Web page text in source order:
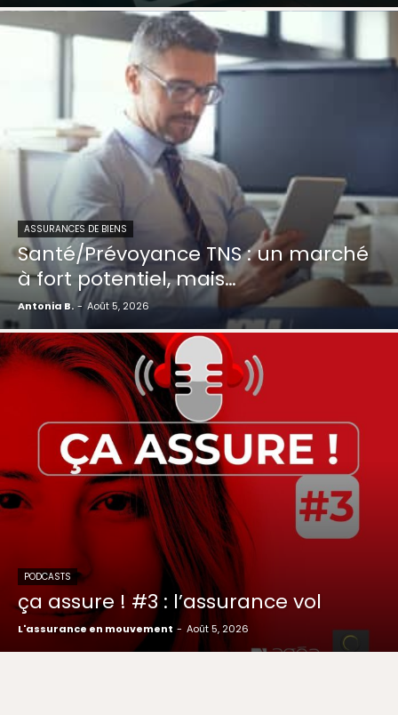
ASSURANCES DE BIENS
Santé/Prévoyance TNS : un marché
à fort potentiel, mais…
Antonia B. - Août 5, 2026
PODCASTS
ça assure ! #3 : l’assurance vol
L'assurance en mouvement - Août 5, 2026